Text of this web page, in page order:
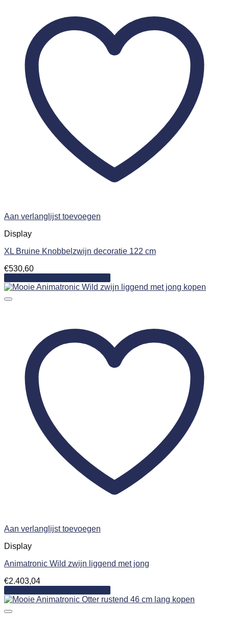
Aan verlanglijst toevoegen
Display
XL Bruine Knobbelzwijn decoratie 122 cm
€530,60
Aan verlanglijst toevoegen
Display
Animatronic Wild zwijn liggend met jong
€2.403,04